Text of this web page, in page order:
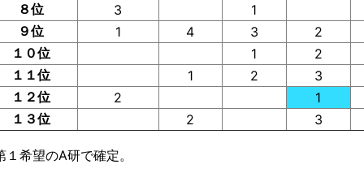
８位
3 1
９位
1 4 3
2
１０位
1 2
１１位
1 2
3
１２位
2 1
１３位
2 3
１希望のA研で確定。